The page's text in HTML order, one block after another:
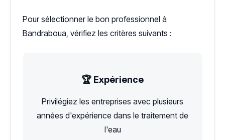
Pour sélectionner le bon professionnel à
Bandraboua, vérifiez les critères suivants :
🏆 Expérience
Privilégiez les entreprises avec plusieurs
années d'expérience dans le traitement de
l'eau